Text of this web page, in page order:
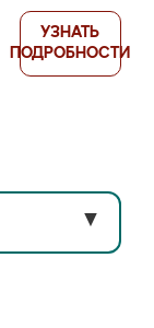
УЗНАТЬ
ПОДРОБНОСТИ
▼